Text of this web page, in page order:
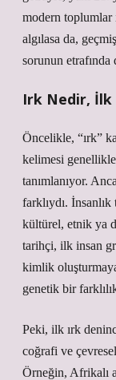
modern toplumlar
algılasa da,
sorunun
Irk Nedir, İlk
Öncelikle, “ırk”
kelimesi
tanımlanıyor.
farklıydı.
kültürel, etnik ya
tarihçi, ilk insan
kimlik
genetik bir
Peki, ilk ırk
coğrafi ve
Örneğin, Afrikalı